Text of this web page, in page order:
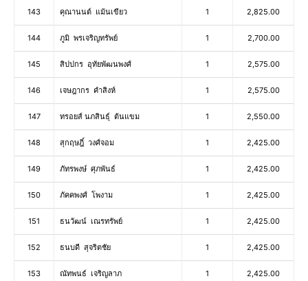
143 คุณานนต์ แม้นเขียว 1 2,825.00
144 ภูมิ พรเจริญทรัพย์ 1 2,700.00
145 สิปปกร อุทัยพัฒนพงศ์ 1 2,575.00
146 เจษฎากร คำสิงห์ 1 2,575.00
147 ทรอยส์ นภสินธุ์ ต้นแขม 1 2,550.00
148 สุกฤษฎิ์ วงศ์จอม 1 2,425.00
149 ภัทรพงษ์ ศุภพันธ์ 1 2,425.00
150 ภัคคพงศ์ โพงาม 1 2,425.00
151 ธนวัฒน์ เณรทรัพย์ 1 2,425.00
152 ธนบดี สุจริตชัย 1 2,425.00
153 ณัทพนธ์ เจริญลาภ 1 2,425.00